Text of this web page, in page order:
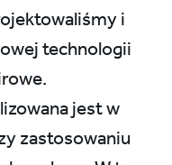
i
technologii
jest w
zastosowaniu